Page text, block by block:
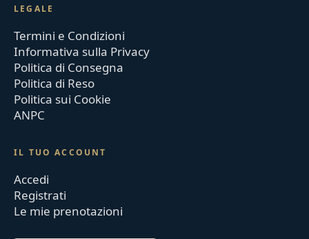
LEGALE
Termini e Condizioni
Informativa sulla Privacy
Politica di Consegna
Politica di Reso
Politica sui Cookie
ANPC
IL TUO ACCOUNT
Accedi
Registrati
Le mie prenotazioni